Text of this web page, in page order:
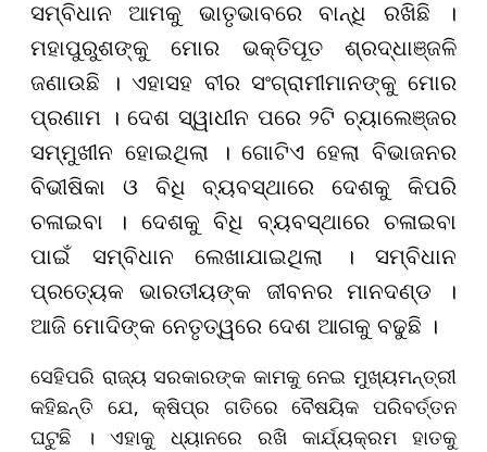
ସମ୍ବିଧାନ ଆମକୁ ଭାତୃଭାବରେ ବାନ୍ଧି ରଖିଛି ।
ମହାପୁରୁଶଙ୍କୁ ମୋର ଭକ୍ତିପୂତ ଶ୍ରଦ୍ଧାଞ୍ଜଳି
ଜଣାଉଛି । ଏହାସହ ବୀର ସଂଗ୍ରାମୀମାନଙ୍କୁ ମୋର
ପ୍ରଣାମ । ଦେଶ ସ୍ୱାଧୀନ ପରେ ୨ଟି ଚ୍ୟାଲେଞ୍ଜର
ସମ୍ମୁଖୀନ ହୋଇଥିଲା । ଗୋଟିଏ ହେଲା ବିଭାଜନର
ବିଭୀଷିକା ଓ ବିଧି ବ୍ୟବସ୍ଥାରେ ଦେଶକୁ କିପରି
ଚଳାଇବା । ଦେଶକୁ ବିଧି ବ୍ୟବସ୍ଥାରେ ଚଳାଇବା
ପାଇଁ ସମ୍ବିଧାନ ଲେଖାଯାଇଥିଲା । ସମ୍ବିଧାନ
ପ୍ରତ୍ୟେକ ଭାରତୀୟଙ୍କ ଜୀବନର ମାନଦଣ୍ଡ ।
ଆଜି ମୋଦିଙ୍କ ନେତୃତ୍ୱରେ ଦେଶ ଆଗକୁ ବଢୁଛି ।
ସେହିପରି ରାଜ୍ୟ ସରକାରଙ୍କ କାମକୁ ନେଇ ମୁଖ୍ୟମନ୍ତ୍ରୀ
କହିଛନ୍ତି ଯେ, କ୍ଷିପ୍ର ଗତିରେ ବୈଷୟିକ ପରିବର୍ତ୍ତନ
ଘଟୁଛି । ଏହାକୁ ଧ୍ୟାନରେ ରଖି କାର୍ଯ୍ୟକ୍ରମ ହାତକୁ